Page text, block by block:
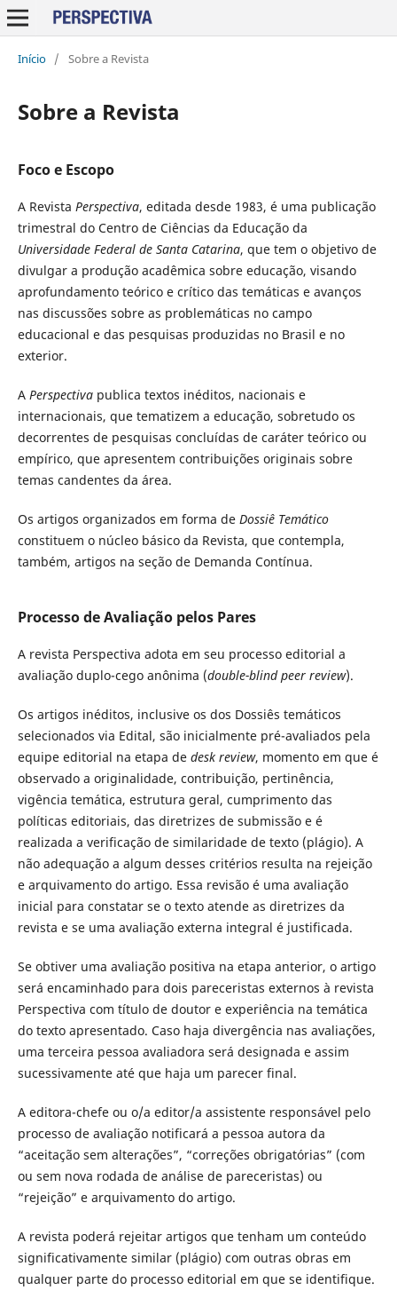
Início / Sobre a Revista
Sobre a Revista
Foco e Escopo
A Revista Perspectiva, editada desde 1983, é uma publicação
trimestral do Centro de Ciências da Educação da
Universidade Federal de Santa Catarina, que tem o objetivo de
divulgar a produção acadêmica sobre educação, visando
aprofundamento teórico e crítico das temáticas e avanços
nas discussões sobre as problemáticas no campo
educacional e das pesquisas produzidas no Brasil e no
exterior.
A Perspectivapublica textos inéditos, nacionais e
internacionais, que tematizem a educação, sobretudo os
decorrentes de pesquisas concluídas de caráter teórico ou
empírico, que apresentem contribuições originais sobre
temas candentes da área.
Os artigos organizados em forma de Dossiê Temático
constituem o núcleo básico da Revista, que contempla,
também, artigos na seção de Demanda Contínua.
Processo de Avaliação pelos Pares
A revista Perspectiva adota em seu processo editorial a
avaliação duplo-cego anônima (double-blind peer review).
Os artigos inéditos, inclusive os dos Dossiês temáticos
selecionados via Edital, são inicialmente pré-avaliados pela
equipe editorial na etapa de desk review, momento em que é
observado a originalidade, contribuição, pertinência,
vigência temática, estrutura geral, cumprimento das
políticas editoriais, das diretrizes de submissão e é
realizada a verificação de similaridade de texto (plágio). A
não adequação a algum desses critérios resulta na rejeição
e arquivamento do artigo. Essa revisão é uma avaliação
inicial para constatar se o texto atende as diretrizes da
revista e se uma avaliação externa integral é justificada.
Se obtiver uma avaliação positiva na etapa anterior, o artigo
será encaminhado para dois pareceristas externos à revista
Perspectiva com título de doutor e experiência na temática
do texto apresentado. Caso haja divergência nas avaliações,
uma terceira pessoa avaliadora será designada e assim
sucessivamente até que haja um parecer final.
A editora-chefe ou o/a editor/a assistente responsável pelo
processo de avaliação notificará a pessoa autora da
“aceitação sem alterações”, “correções obrigatórias” (com
ou sem nova rodada de análise de pareceristas) ou
“rejeição” e arquivamento do artigo.
A revista poderá rejeitar artigos que tenham um conteúdo
significativamente similar (plágio) com outras obras em
qualquer parte do processo editorial em que se identifique.